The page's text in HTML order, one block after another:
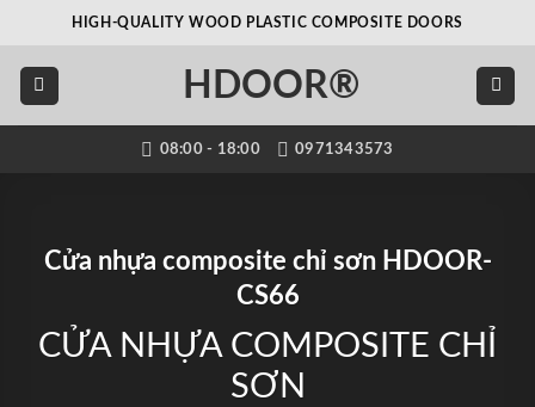
nội
dung
HIGH-QUALITY WOOD PLASTIC COMPOSITE DOORS
HDOOR®
08:00 - 18:00 0971343573
Cửa nhựa composite chỉ sơn HDOOR-
CS66
CỬA NHỰA COMPOSITE CHỈ
SƠN